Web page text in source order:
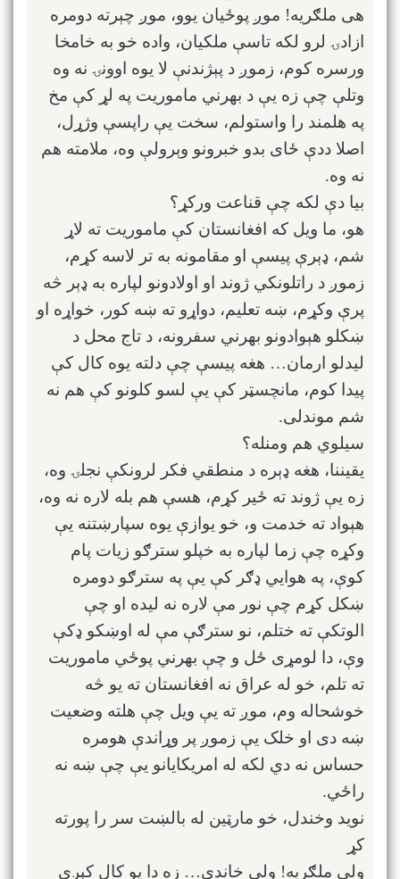
هی ملګریه! موږ پوځیان یوو، موږ چېرته دومره
ازادۍ لرو لکه تاسې ملکیان، واده خو به خامخا
ورسره کوم، زموږ د پېژندنې لا یوه اوونۍ نه وه
وتلې چې زه یې د بهرني ماموریت په لړ کې مخ
په هلمند را واستولم، سخت یې راپسې وژړل،
اصلا ددې ځای بدو خبرونو وېرولې وه، ملامته هم
نه وه.
بیا دې لکه چې قناعت ورکړ؟
هو، ما ویل که افغانستان کې ماموریت ته لاړ
شم، ډېرې پیسې او مقامونه به تر لاسه کړم،
زموږ د راتلونکي ژوند او اولادونو لپاره به ډېر څه
پرې وکړم، ښه تعلیم، دواړو ته ښه کور، خواړه او
ښکلو هېوادونو بهرني سفرونه، د تاج محل د
لیدلو ارمان… هغه پیسې چې دلته یوه کال کې
پیدا کوم، مانچسټر کې یې لسو کلونو کې هم نه
شم موندلی.
سیلوي هم ومنله؟
یقیننا، هغه ډېره د منطقي فکر لرونکې نجلۍ وه،
زه یې ژوند ته ځير کړم، هسې هم بله لاره نه وه،
هېواد ته خدمت و، خو یوازې یوه سپارښتنه یې
وکړه چې زما لپاره به خپلو سترګو زیات پام
کوې، په هوايي ډګر کې یې په سترګو دومره
ښکل کړم چې نور مې لاره نه لیده او چې
الوتکې ته ختلم، نو سترګې مې له اوښکو ډکې
وې، دا لومړی ځل و چې بهرني پوځي ماموریت
ته تلم، خو له عراق نه افغانستان ته یو څه
خوشحاله وم، موږ ته یې ویل چې هلته وضعیت
ښه دی او خلک یې زموږ پر وړاندې هومره
حساس نه دي لکه له امریکایانو یې چې ښه نه
راځي.
نوید وخندل، خو مارټین له بالښت سر را پورته
کړ
ولې ملګریه! ولې خاندې… زه دا یو کال کېږي